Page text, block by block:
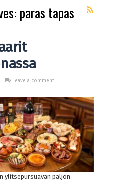
paras tapas
Leave a comment
ylitsepursuavan paljon